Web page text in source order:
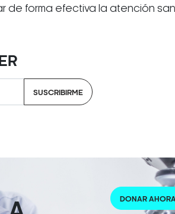
de forma efectiva la atención
SUSCRIBIRME
DONAR AHORA